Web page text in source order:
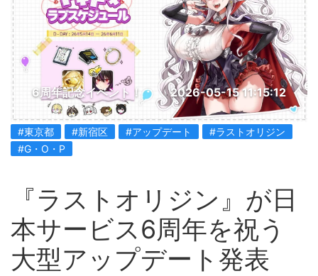
6周年記念イベント！ 2026-05-15 11:15:12
#東京都 #新宿区 #アップデート
#ラストオリジン
#G・O・P
『ラストオリジン』が日
本サービス6周年を祝う
大型アップデート発表